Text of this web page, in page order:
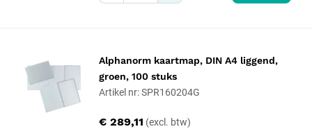
Alphanorm kaartmap, DIN A4 liggend,
groen, 100 stuks
Artikel nr: SPR160204G
€ 289,11